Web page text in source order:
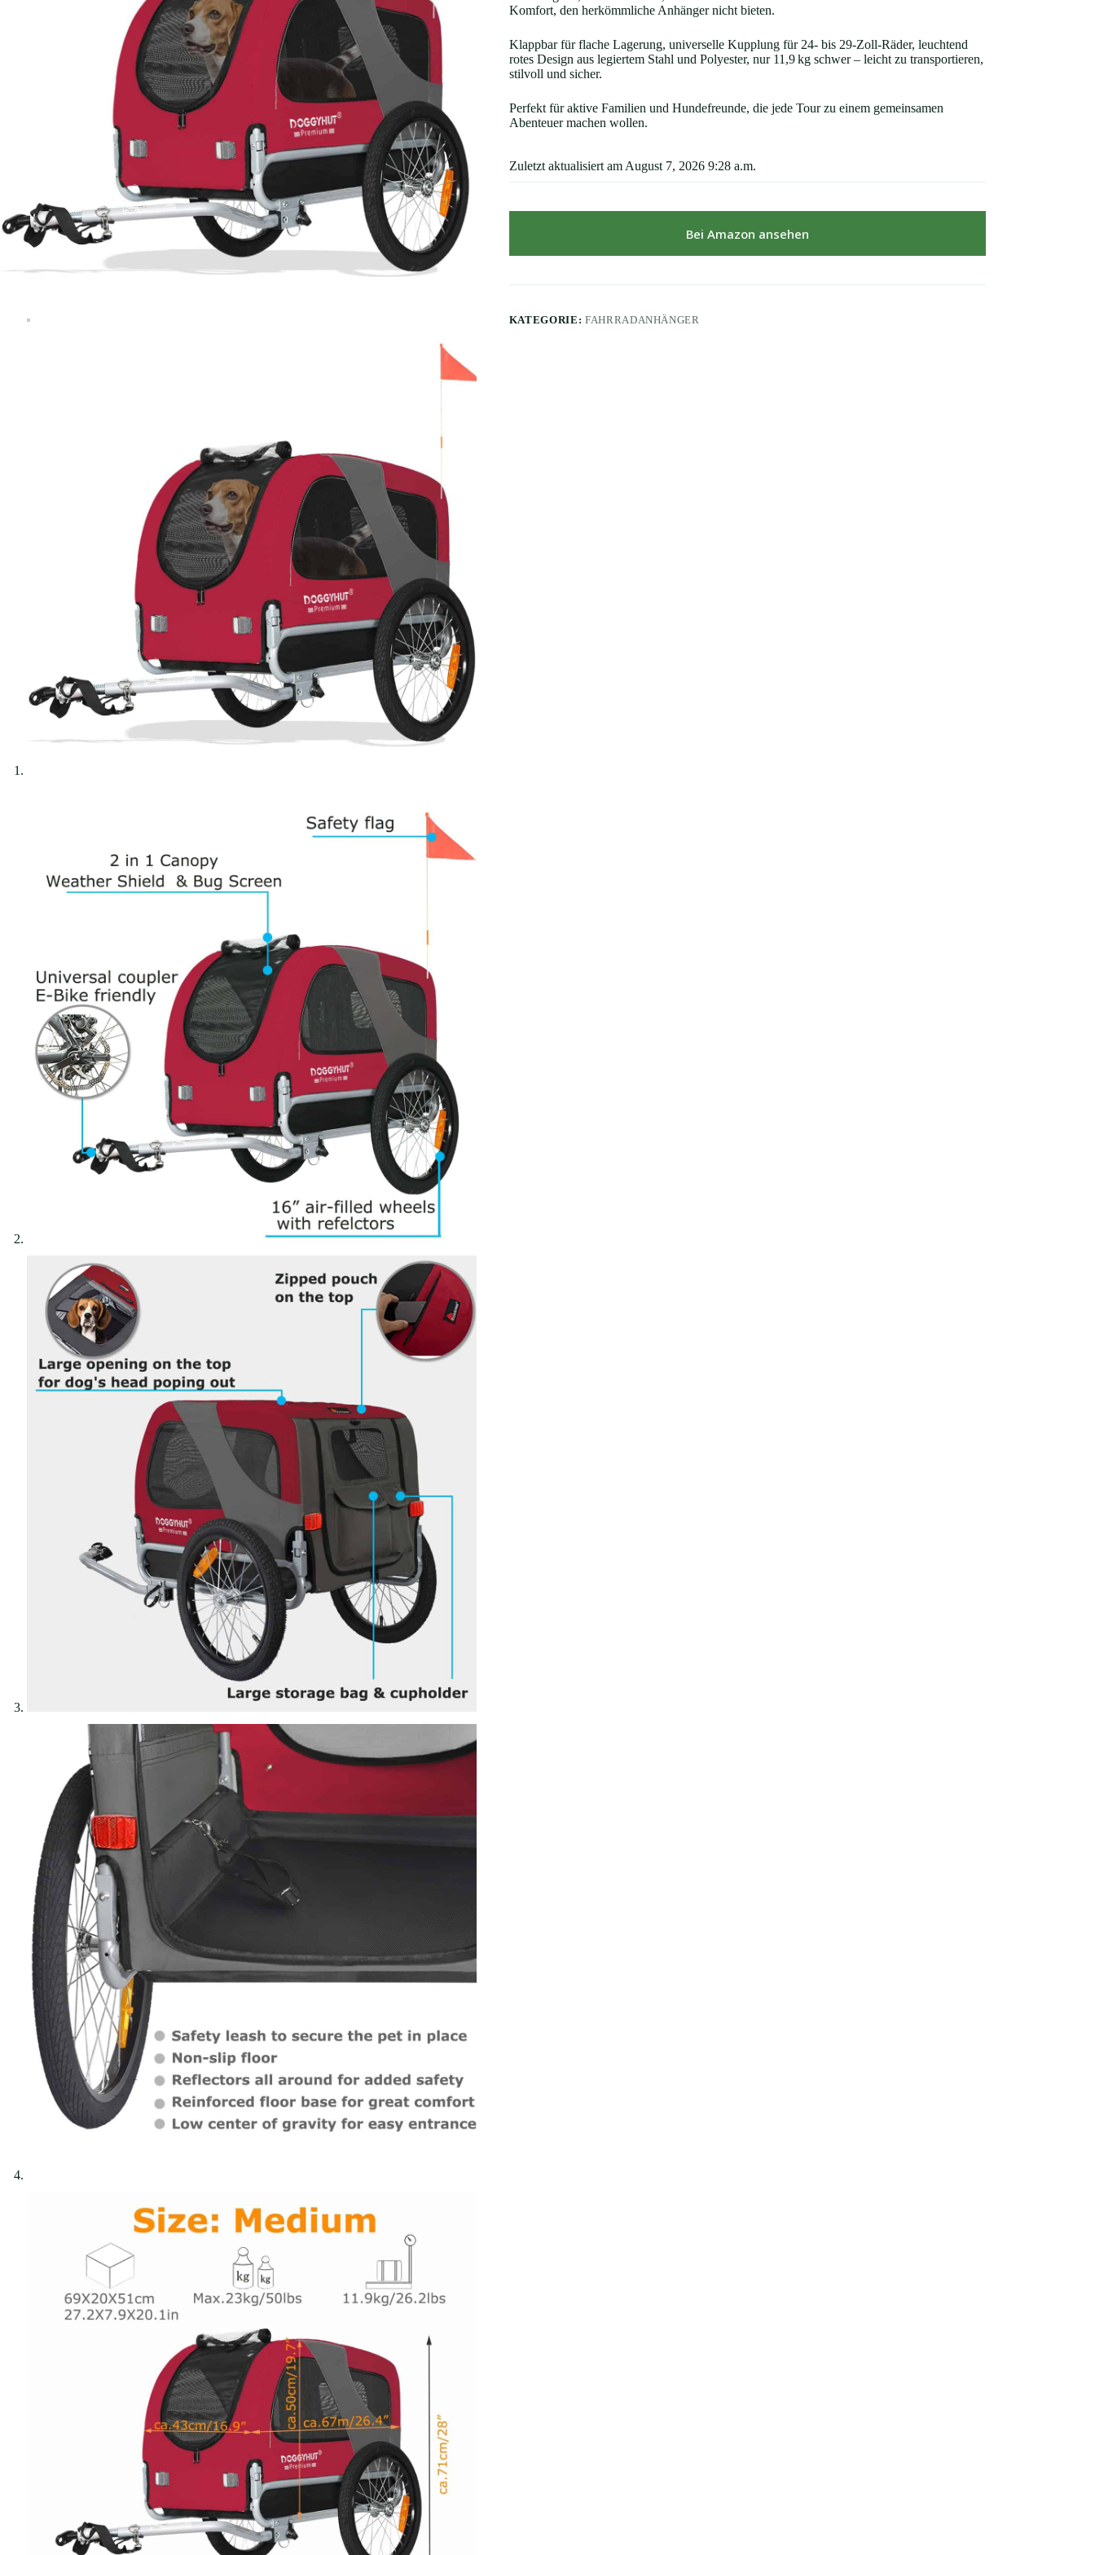
Komfort, den herkömmliche Anhänger nicht bieten.
Klappbar für flache Lagerung, universelle Kupplung für 24‑ bis 29‑Zoll‑Räder, leuchtend
rotes Design aus legiertem Stahl und Polyester, nur 11,9 kg schwer – leicht zu transportieren,
stilvoll und sicher.
Perfekt für aktive Familien und Hundefreunde, die jede Tour zu einem gemeinsamen
Abenteuer machen wollen.
Zuletzt aktualisiert am August 7, 2026 9:28 a.m.
Bei Amazon ansehen
KATEGORIE: FAHRRADANHÄNGER